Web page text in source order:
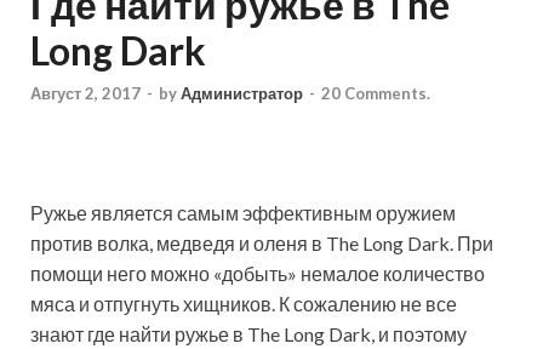
Long Dark
Август 2, 2017 - byАдминистратор - 20 Comments.
Ружье является самым эффективным оружием
против волка, медведя и оленя в The Long Dark. При
помощи него можно «добыть» немалое количество
мяса и отпугнуть хищников. К сожалению не все
знают где найти ружье в The Long Dark, и поэтому